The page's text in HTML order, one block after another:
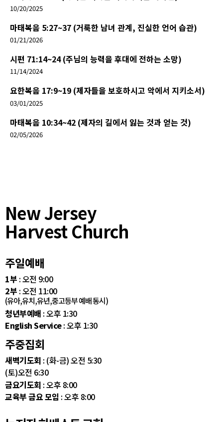
10/20/2025
마태복음 5:27~37 (거룩한 남녀 관계, 진실한 언어 습관)
01/21/2026
시편 71:14~24 (주님의 능력을 후대에 전하는 소망)
11/14/2024
요한복음 17:9~19 (제자들을 보호하시고 악에서 지키소서)
03/01/2025
마태복음 10:34~42 (제자의 길에서 잃는 것과 얻는 것)
02/05/2026
New Jersey
Harvest Church
주일예배
1부 : 오전 9:00
2부 : 오전 11:00
(유아,유치,유년,중고등부 예배 동시)
청년부예배 : 오후 1:30
English Service: 오후 1:30
주중집회
새벽기도회 : (화-금) 오전 5:30
(토)오전 6:30
금요기도회 : 오후 8:00
교육부 금요 모임 : 오후 8:00